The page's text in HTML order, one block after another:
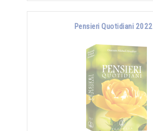
Pensieri Quotidiani 2022